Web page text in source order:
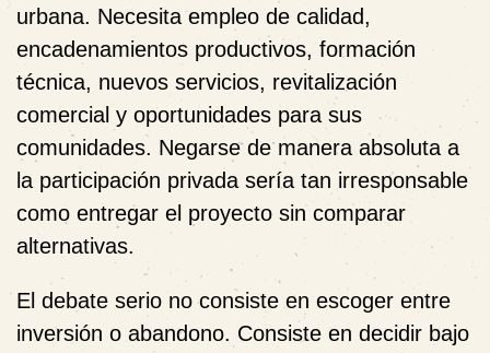
urbana. Necesita empleo de calidad,
encadenamientos productivos, formación
técnica, nuevos servicios, revitalización
comercial y oportunidades para sus
comunidades. Negarse de manera absoluta a
la participación privada sería tan irresponsable
como entregar el proyecto sin comparar
alternativas.
El debate serio no consiste en escoger entre
inversión o abandono. Consiste en decidir bajo